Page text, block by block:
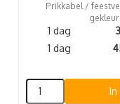
Prikkabel /
1 dag
1 dag